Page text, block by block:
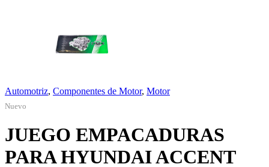
Automotriz, Componentes de Motor, Motor
Nuevo
JUEGO EMPACADURAS
PARA HYUNDAI ACCENT